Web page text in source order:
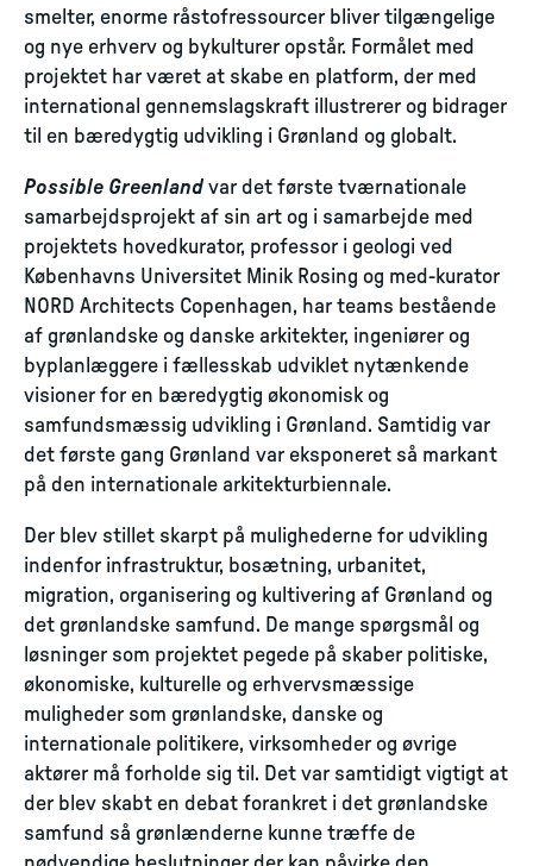
smelter, enorme råstofressourcer bliver tilgængelige
og nye erhverv og bykulturer opstår. Formålet med
projektet har været at skabe en platform, der med
international gennemslagskraft illustrerer og bidrager
til en bæredygtig udvikling i Grønland og globalt.
Possible Greenland var det første tværnationale
samarbejdsprojekt af sin art og i samarbejde med
projektets hovedkurator, professor i geologi ved
Københavns Universitet Minik Rosing og med-kurator
NORD Architects Copenhagen, har teams bestående
af grønlandske og danske arkitekter, ingeniører og
byplanlæggere i fællesskab udviklet nytænkende
visioner for en bæredygtig økonomisk og
samfundsmæssig udvikling i Grønland. Samtidig var
det første gang Grønland var eksponeret så markant
på den internationale arkitekturbiennale.
Der blev stillet skarpt på mulighederne for udvikling
indenfor infrastruktur, bosætning, urbanitet,
migration, organisering og kultivering af Grønland og
det grønlandske samfund. De mange spørgsmål og
løsninger som projektet pegede på skaber politiske,
økonomiske, kulturelle og erhvervsmæssige
muligheder som grønlandske, danske og
internationale politikere, virksomheder og øvrige
aktører må forholde sig til. Det var samtidigt vigtigt at
der blev skabt en debat forankret i det grønlandske
samfund så grønlænderne kunne træffe de